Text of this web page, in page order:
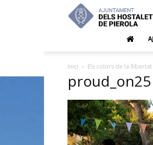
Inici Els colors de la
proud_on25